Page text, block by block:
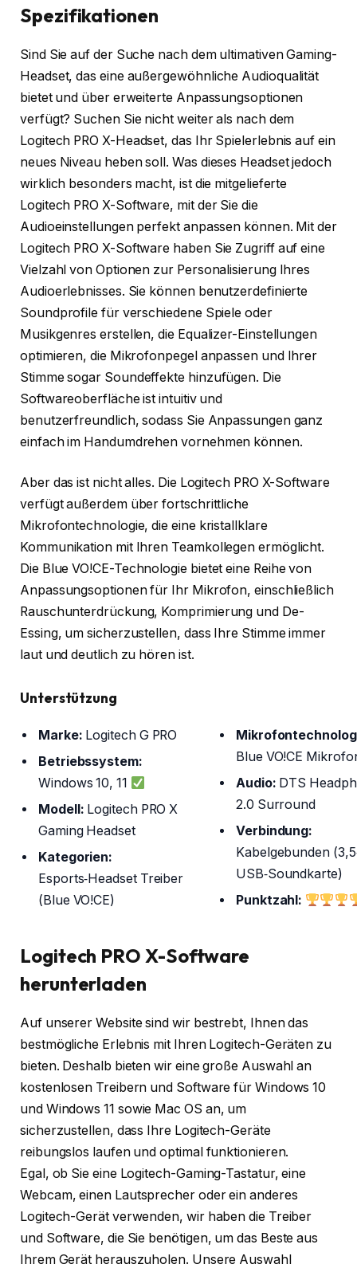
Spezifikationen
Sind Sie auf der Suche nach dem ultimativen Gaming-
Headset, das eine außergewöhnliche Audioqualität
bietet und über erweiterte Anpassungsoptionen
verfügt? Suchen Sie nicht weiter als nach dem
Logitech PRO X-Headset, das Ihr Spielerlebnis auf ein
neues Niveau heben soll. Was dieses Headset jedoch
wirklich besonders macht, ist die mitgelieferte
Logitech PRO X-Software, mit der Sie die
Audioeinstellungen perfekt anpassen können. Mit der
Logitech PRO X-Software haben Sie Zugriff auf eine
Vielzahl von Optionen zur Personalisierung Ihres
Audioerlebnisses. Sie können benutzerdefinierte
Soundprofile für verschiedene Spiele oder
Musikgenres erstellen, die Equalizer-Einstellungen
optimieren, die Mikrofonpegel anpassen und Ihrer
Stimme sogar Soundeffekte hinzufügen. Die
Softwareoberfläche ist intuitiv und
benutzerfreundlich, sodass Sie Anpassungen ganz
einfach im Handumdrehen vornehmen können.
Aber das ist nicht alles. Die Logitech PRO X-Software
verfügt außerdem über fortschrittliche
Mikrofontechnologie, die eine kristallklare
Kommunikation mit Ihren Teamkollegen ermöglicht.
Die Blue VO!CE-Technologie bietet eine Reihe von
Anpassungsoptionen für Ihr Mikrofon, einschließlich
Rauschunterdrückung, Komprimierung und De-
Essing, um sicherzustellen, dass Ihre Stimme immer
laut und deutlich zu hören ist.
Unterstützung
Marke: Logitech G PRO
Betriebssystem:
Windows 10, 11
Modell: Logitech PRO X
Gaming Headset
Kategorien:
Esports‑Headset Treiber
(Blue VO!CE)
Blue VO!CE
Audio: DTS
2.0 Surround
Verbindung:
Kabelgebunden
USB‑Soundkarte)
Punktzahl:
Logitech PRO X-Software
herunterladen
Auf unserer Website sind wir bestrebt, Ihnen das
bestmögliche Erlebnis mit Ihren Logitech-Geräten zu
bieten. Deshalb bieten wir eine große Auswahl an
kostenlosen Treibern und Software für Windows 10
und Windows 11 sowie Mac OS an, um
sicherzustellen, dass Ihre Logitech-Geräte
reibungslos laufen und optimal funktionieren.
Egal, ob Sie eine Logitech-Gaming-Tastatur, eine
Webcam, einen Lautsprecher oder ein anderes
Logitech-Gerät verwenden, wir haben die Treiber
und Software, die Sie benötigen, um das Beste aus
Ihrem Gerät herauszuholen. Unsere Auswahl